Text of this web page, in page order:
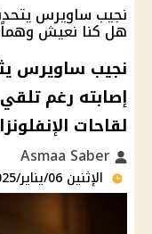
نجيب ساويرس
هل كنا نعيش
نجيب ساويرس
لقاحات
الإثنين 06/يناير/2025 - 03:45 م